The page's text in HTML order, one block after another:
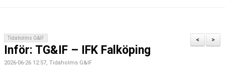
FÖRENINGEN
>
<
Tidaholms G&IF
Inför: TG&IF – IFK Falköping
2026-06-26 12:57, Tidaholms G&IF